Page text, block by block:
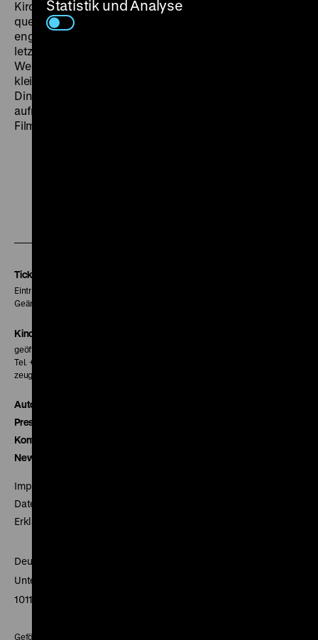
Kirchengemeinde wie auch ihr feministischer und
queerer Aktivismus in Deutschland und Südkorea sind
eng verwoben mit den Erfahrungen, die sie in den
letzten 50 Jahren als lesbisches Paar gemacht haben.
Welche Bilder bleiben?
kleinen Momente im Alltag, leicht zu übersehende
Dinge, die von Vergangenem erzählen. Ein
aufmerksames Portrait zweier Frauen und zugleich ein
Film über das Altern in Deutschland. (ejk)
Tickets
Eintritt 5 €
Geänderte Preise sind im Programm vermerkt.
Kinokasse
geöffnet 30 Minuten vor Beginn der ersten Vorstellung
Tel. + 49 30 20304-770
zeughauskino@dhm.de
Autor*innen
Presse
Kontakt
Newsletter
Impressum
Datenschutz
Erklärung digitale Barrierefreiheit
Deutsches Historisches Museum
Unter den Linden 2
10117 Berlin
Gefördert mit Mitteln des Beauftragten der Bundesregierung für
Statistik und Analyse